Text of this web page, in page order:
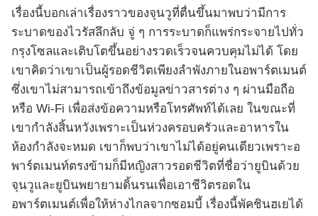
เรื่องนี้บอกเล่าเรื่องราวของจุนวูที่ตื่นขึ้นมาพบว่ามีการ
ระบาดของไวรัสลึกลับ จู่ ๆ การระบาดก็แพร่กระจายไปทั่ว
กรุงโซลและเติบโตขึ้นอย่างรวดเร็วจนควบคุมไม่ได้ โดย
เขาคิดว่าเขาเป็นผู้รอดชีวิตเพียงลำพังภายในอพาร์ตเมนต์
ซึ่งเขาไม่สามารถเข้าถึงข้อมูลข่าวสารต่าง ๆ ผ่านมือถือ
หรือ Wi-Fi เพื่อส่งข้อความหรือโทรศัพท์ได้เลย ในขณะที่
เขากำลังสิ้นหวังเพราะเป็นห่วงครอบครัวและอาหารใน
ห้องกำลังจะหมด เขาก็พบว่าเขาไม่ได้อยู่คนเดียวเพราะอ
พาร์ตเมนท์ตรงข้ามก็มีหญิงสาวรอดชีวิตที่ชื่อว่ายูบินด้วย
จุนวูและยูบินพยายามดิ้นรนเพื่อเอาชีวิตรอดใน
อพาร์ตเมนต์เพื่อให้ห่างไกลจากซอมบี้ เรื่องนี้พัคชินฮเยได้